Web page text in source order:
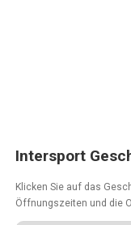
Intersport
Klicken Sie auf das
Öffnungszeiten und die